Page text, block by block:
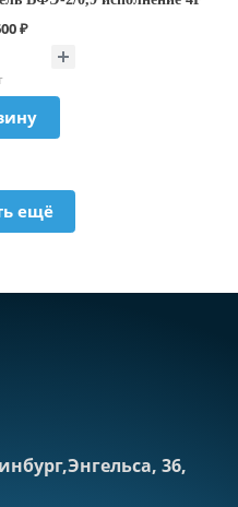
₽
ещё
36,